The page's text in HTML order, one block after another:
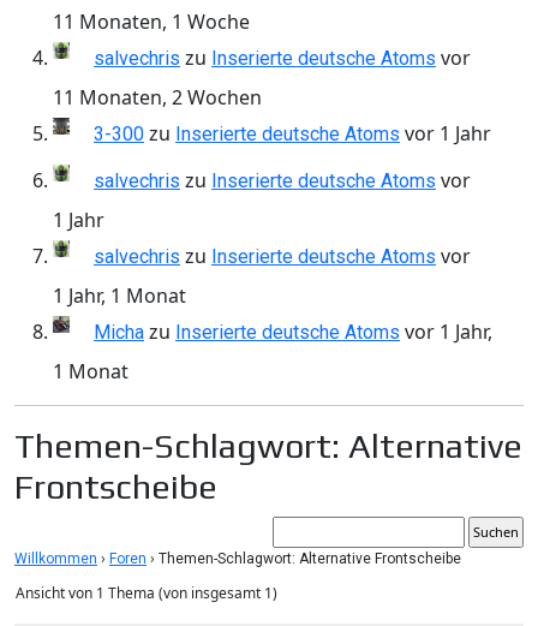
11 Monaten, 1 Woche
salvechris zu Inserierte deutsche Atoms vor
11 Monaten, 2 Wochen
3-300 zu Inserierte deutsche Atoms vor 1 Jahr
salvechris zu Inserierte deutsche Atoms vor
1 Jahr
salvechris zu Inserierte deutsche Atoms vor
1 Jahr, 1 Monat
Micha zu Inserierte deutsche Atoms vor 1 Jahr,
1 Monat
Themen-Schlagwort: Alternative
Frontscheibe
Willkommen › Foren › Themen-Schlagwort: Alternative Frontscheibe
Ansicht von 1 Thema (von insgesamt 1)